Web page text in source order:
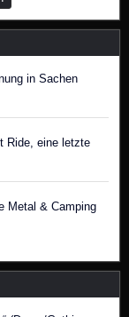
in Sachen
Ride, eine letzte
Metal & Camping